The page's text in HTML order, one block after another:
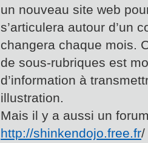
un nouveau site web
s’articulera autour d’un
changera chaque mois.
de sous-rubriques est
d’information à
illustration.
Mais il y a aussi un
http://shinkendojo.free.fr/